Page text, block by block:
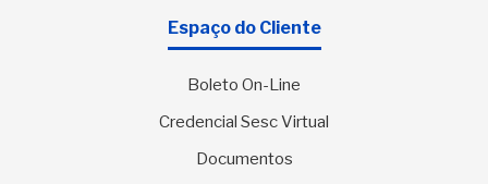
Espaço do Cliente
Boleto On-Line
Credencial Sesc Virtual
Documentos